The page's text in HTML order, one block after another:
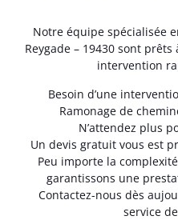
Notre équipe spécialisée
Reygade – 19430 sont
intervention
Besoin d’une
Ramonage de
N’attendez plus
Un devis gratuit vous est
Peu importe la
garantissons une
Contactez-nous dès
service